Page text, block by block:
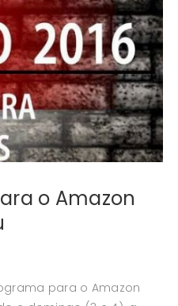
o Amazon
para o Amazon